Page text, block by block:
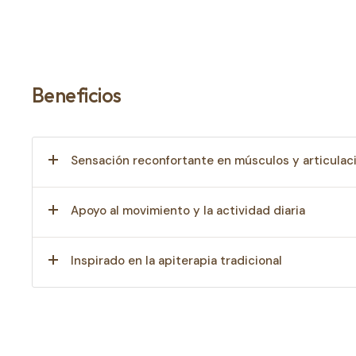
Beneficios
Sensación reconfortante en músculos y
Apoyo al movimiento y la actividad diaria
Inspirado en la apiterapia tradicional